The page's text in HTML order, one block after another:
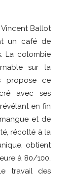
Vincent Ballot
un café de
La colombie
sur la
propose ce
avec ses
en fin
et de
récolté à la
obtient
à 80/100.
travail des